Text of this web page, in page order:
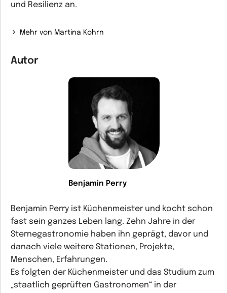
und Resilienz an.
Mehr von Martina Kohrn
Autor
Benjamin Perry
Benjamin Perry ist Küchenmeister und kocht schon
fast sein ganzes Leben lang. Zehn Jahre in der
Sternegastronomie haben ihn geprägt, davor und
danach viele weitere Stationen, Projekte,
Menschen, Erfahrungen.
Es folgten der Küchenmeister und das Studium zum
„staatlich geprüften Gastronomen“ in der